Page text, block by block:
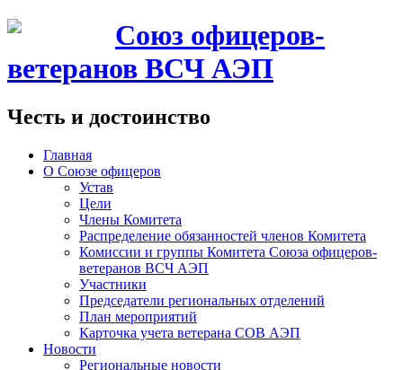
Союз офицеров-
ветеранов ВСЧ АЭП
Честь и достоинство
Главная
О Союзе офицеров
Устав
Цели
Члены Комитета
Распределение обязанностей членов Комитета
Комиссии и группы Комитета Союза офицеров-
ветеранов ВСЧ АЭП
Участники
Председатели региональных отделений
План мероприятий
Карточка учета ветерана CОВ АЭП
Новости
Региональные новости